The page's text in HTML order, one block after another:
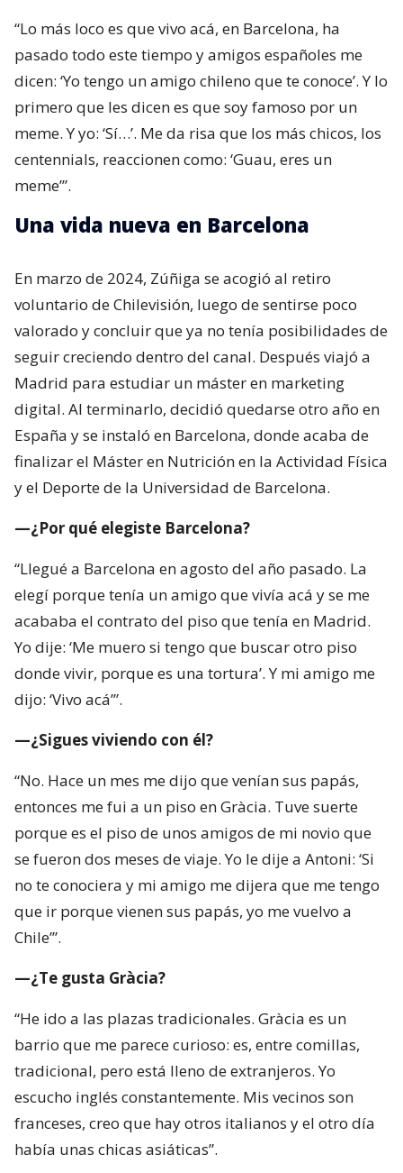
“Lo más loco es que vivo acá, en Barcelona, ha
pasado todo este tiempo y amigos españoles me
dicen: ‘Yo tengo un amigo chileno que te conoce’. Y lo
primero que les dicen es que soy famoso por un
meme. Y yo: ‘Sí…’. Me da risa que los más chicos, los
centennials, reaccionen como: ‘Guau, eres un
meme’”.
Una vida nueva en Barcelona
En marzo de 2024, Zúñiga se acogió al retiro
voluntario de Chilevisión, luego de sentirse poco
valorado y concluir que ya no tenía posibilidades de
seguir creciendo dentro del canal. Después viajó a
Madrid para estudiar un máster en marketing
digital. Al terminarlo, decidió quedarse otro año en
España y se instaló en Barcelona, donde acaba de
finalizar el Máster en Nutrición en la Actividad Física
y el Deporte de la Universidad de Barcelona.
—¿Por qué elegiste Barcelona?
“Llegué a Barcelona en agosto del año pasado. La
elegí porque tenía un amigo que vivía acá y se me
acababa el contrato del piso que tenía en Madrid.
Yo dije: ‘Me muero si tengo que buscar otro piso
donde vivir, porque es una tortura’. Y mi amigo me
dijo: ‘Vivo acá’”.
—¿Sigues viviendo con él?
“No. Hace un mes me dijo que venían sus papás,
entonces me fui a un piso en Gràcia. Tuve suerte
porque es el piso de unos amigos de mi novio que
se fueron dos meses de viaje. Yo le dije a Antoni: ‘Si
no te conociera y mi amigo me dijera que me tengo
que ir porque vienen sus papás, yo me vuelvo a
Chile’”.
—¿Te gusta Gràcia?
“He ido a las plazas tradicionales. Gràcia es un
barrio que me parece curioso: es, entre comillas,
tradicional, pero está lleno de extranjeros. Yo
escucho inglés constantemente. Mis vecinos son
franceses, creo que hay otros italianos y el otro día
había unas chicas asiáticas”.